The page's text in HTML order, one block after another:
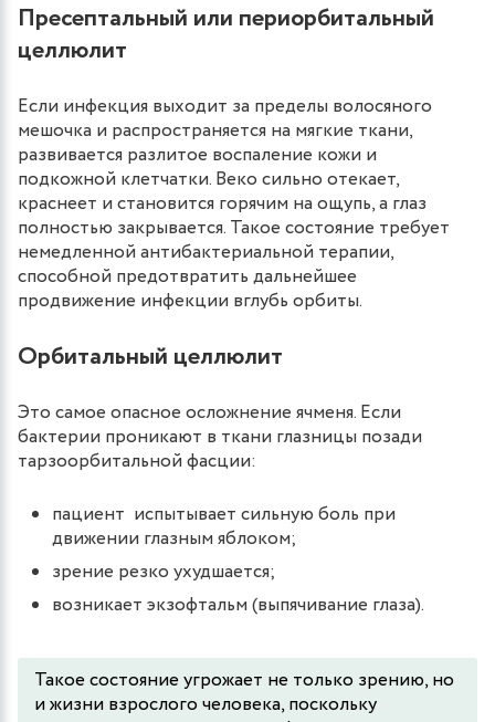
Пресептальный или периорбитальный
целлюлит
Если инфекция выходит за пределы волосяного
мешочка и распространяется на мягкие ткани,
развивается разлитое воспаление кожи и
подкожной клетчатки. Веко сильно отекает,
краснеет и становится горячим на ощупь, а глаз
полностью закрывается. Такое состояние требует
немедленной антибактериальной терапии,
способной предотвратить дальнейшее
продвижение инфекции вглубь орбиты.
Орбитальный целлюлит
Это самое опасное осложнение ячменя. Если
бактерии проникают в ткани глазницы позади
тарзоорбитальной фасции:
пациент испытывает сильную боль при
движении глазным яблоком;
зрение резко ухудшается;
возникает экзофтальм (выпячивание глаза).
Такое состояние угрожает не только зрению, но
и жизни взрослого человека, поскольку